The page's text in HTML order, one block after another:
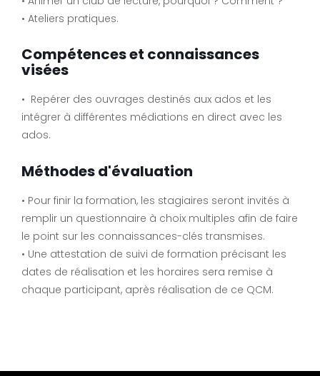
• Ateliers pratiques.
Compétences et connaissances
visées
• Repérer des ouvrages destinés aux ados et les
intégrer à différentes médiations en direct avec les
ados.
Méthodes d'évaluation
• Pour finir la formation, les stagiaires seront invités à
remplir un questionnaire à choix multiples afin de faire
le point sur les connaissances-clés transmises.
• Une attestation de suivi de formation précisant les
dates de réalisation et les horaires sera remise à
chaque participant, après réalisation de ce QCM.